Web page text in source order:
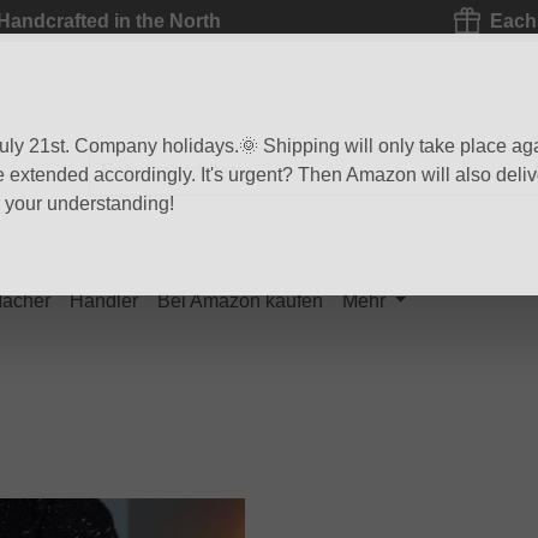
Handcrafted in the North
Händler Bei Amazon kaufen Mehr
21st. Company holidays.🌞 Shipping will only take place
extended accordingly. It's urgent? Then Amazon will also
understanding!